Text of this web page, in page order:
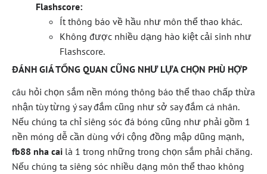
Flashscore:
Ít thông báo về hầu như môn thể thao khác.
Không được nhiều dạng hào kiệt cải sinh như
Flashscore.
ĐÁNH GIÁ TỔNG QUAN CŨNG NHƯ LỰA CHỌN PHÙ HỢP
câu hỏi chọn sắm nền móng thông báo thể thao chấp thừa
nhận tùy từng ý say đắm cũng như sở say đắm cá nhân.
Nếu chúng ta chỉ siêng sóc đá bóng cũng như phải gồm 1
nền móng dễ cần dùng với cộng đồng mập dũng mạnh,
fb88 nha cai là 1 trong những trong chọn sắm phải chăng.
Nếu chúng ta siêng sóc nhiều dạng môn thể thao không